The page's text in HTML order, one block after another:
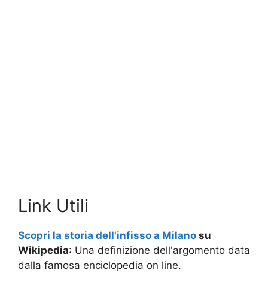
Link Utili
Scopri la storia dell'infisso a Milano su
Wikipedia: Una definizione dell'argomento data
dalla famosa enciclopedia on line.